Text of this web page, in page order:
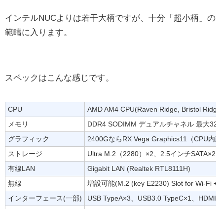
インテルNUCよりは若干大柄ですが、十分「超小柄」の
範疇に入ります。
スペックはこんな感じです。
CPU
AMD AM4 CPU(Raven Ridge, Bristol
メモリ
DDR4 SODIMM デュアルチャネル 最大
グラフィック
2400GならRX Vega Graphics11（CPU内
ストレージ
Ultra M.2（2280）×2、2.5インチSATA×2
有線LAN
Gigabit LAN (Realtek RTL8111H)
無線
増設可能(M.2 (key E2230) Slot for Wi-Fi +
インターフェース(一部)
USB TypeA×3、USB3.0 TypeC×1、HDMI